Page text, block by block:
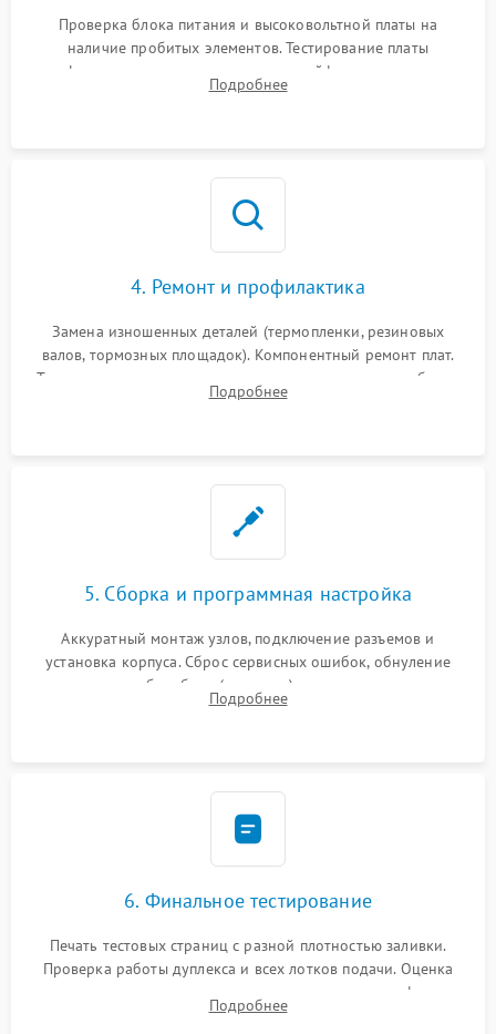
Проверка блока питания и высоковольтной платы на
наличие пробитых элементов. Тестирование платы
форматирования, целостности шлейфов, контактов
картриджа и оптопар (датчиков прохождения и наличия
Подробнее
4. Ремонт и профилактика
Замена изношенных деталей (термопленки, резиновых
валов, тормозных площадок). Компонентный ремонт плат.
Тщательная очистка тракта печати, контактов и линз блока
лазера (LSU) от просыпанного тонера и пыли.
Подробнее
5. Сборка и программная настройка
Аккуратный монтаж узлов, подключение разъемов и
установка корпуса. Сброс сервисных ошибок, обнуление
счетчиков абсорбера (памперса) или узла переноса,
обновление прошивки и программная калибровка аппарата.
Подробнее
6. Финальное тестирование
Печать тестовых страниц с разной плотностью заливки.
Проверка работы дуплекса и всех лотков подачи. Оценка
качества запекания тонера и полное отсутствие дефектов
изображения перед выдачей готового устройства.
Подробнее